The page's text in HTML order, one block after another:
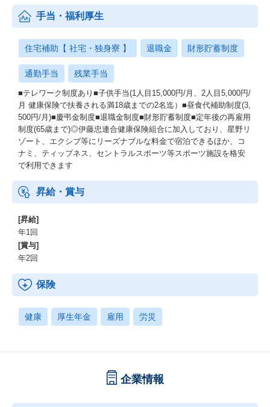
手当・福利厚生
住宅補助【 社宅・独身寮 】 退職金 財形貯蓄制度
通勤手当 残業手当
■テレワーク制度あり■子供手当(1人目15,000円/月、2人目5,000円/
月 健康保険で扶養される満18歳までの2名迄）■昼食代補助制度(3,
500円/月)■慶弔金制度■退職金制度■財形貯蓄制度■定年後の再雇用
制度(65歳まで)◎伊藤忠連合健康保険組合に加入しており、星野リ
ゾート、エクシブ等にリーズナブルな料金で宿泊できるほか、コ
ナミ、ティップネス、セントラルスポーツ等スポーツ施設を格安
で利用できます
昇給・賞与
[昇給]
年1回
[賞与]
年2回
保険
健康 厚生年金 雇用 労災
企業情報